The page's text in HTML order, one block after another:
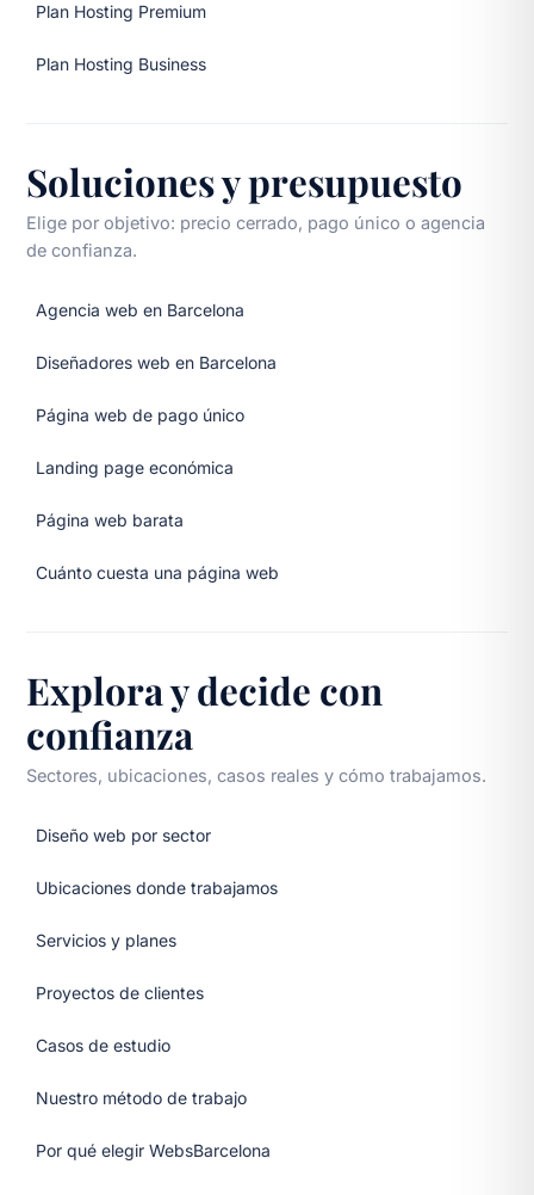
Plan Hosting Premium
Plan Hosting Business
Soluciones y presupuesto
Elige por objetivo: precio cerrado, pago único o agencia
de confianza.
Agencia web en Barcelona
Diseñadores web en Barcelona
Página web de pago único
Landing page económica
Página web barata
Cuánto cuesta una página web
Explora y decide con
confianza
Sectores, ubicaciones, casos reales y cómo trabajamos.
Diseño web por sector
Ubicaciones donde trabajamos
Servicios y planes
Proyectos de clientes
Casos de estudio
Nuestro método de trabajo
Por qué elegir WebsBarcelona